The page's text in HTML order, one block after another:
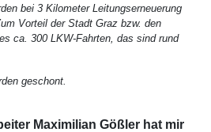
bei 3 Kilometer Leitungserneuerung
Vorteil der Stadt Graz bzw. den
ca. 300 LKW-Fahrten, das sind rund
geschont.
Maximilian Gößler hat mir